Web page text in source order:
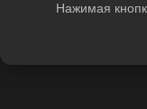
Нажимая